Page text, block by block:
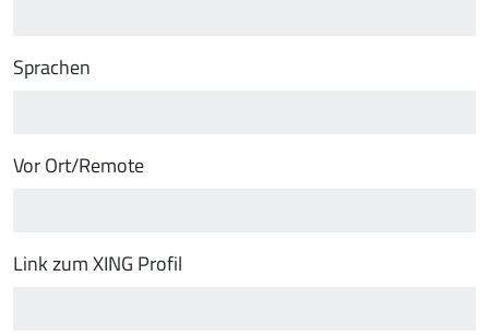
Sprachen
Vor Ort/Remote
Link zum XING Profil